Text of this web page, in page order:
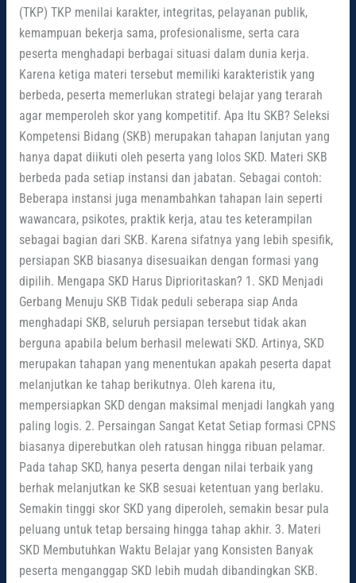
(TKP) TKP menilai karakter, integritas, pelayanan publik,
kemampuan bekerja sama, profesionalisme, serta cara
peserta menghadapi berbagai situasi dalam dunia kerja.
Karena ketiga materi tersebut memiliki karakteristik yang
berbeda, peserta memerlukan strategi belajar yang terarah
agar memperoleh skor yang kompetitif. Apa Itu SKB? Seleksi
Kompetensi Bidang (SKB) merupakan tahapan lanjutan yang
hanya dapat diikuti oleh peserta yang lolos SKD. Materi SKB
berbeda pada setiap instansi dan jabatan. Sebagai contoh:
Beberapa instansi juga menambahkan tahapan lain seperti
wawancara, psikotes, praktik kerja, atau tes keterampilan
sebagai bagian dari SKB. Karena sifatnya yang lebih spesifik,
persiapan SKB biasanya disesuaikan dengan formasi yang
dipilih. Mengapa SKD Harus Diprioritaskan? 1. SKD Menjadi
Gerbang Menuju SKB Tidak peduli seberapa siap Anda
menghadapi SKB, seluruh persiapan tersebut tidak akan
berguna apabila belum berhasil melewati SKD. Artinya, SKD
merupakan tahapan yang menentukan apakah peserta dapat
melanjutkan ke tahap berikutnya. Oleh karena itu,
mempersiapkan SKD dengan maksimal menjadi langkah yang
paling logis. 2. Persaingan Sangat Ketat Setiap formasi CPNS
biasanya diperebutkan oleh ratusan hingga ribuan pelamar.
Pada tahap SKD, hanya peserta dengan nilai terbaik yang
berhak melanjutkan ke SKB sesuai ketentuan yang berlaku.
Semakin tinggi skor SKD yang diperoleh, semakin besar pula
peluang untuk tetap bersaing hingga tahap akhir. 3. Materi
SKD Membutuhkan Waktu Belajar yang Konsisten Banyak
peserta menganggap SKD lebih mudah dibandingkan SKB.